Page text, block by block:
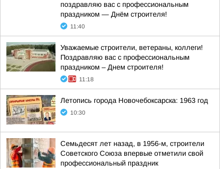
поздравляю вас с профессиональным
праздником — Днём строителя!
11:40
Уважаемые строители, ветераны, коллеги!
Поздравляю вас с профессиональным
праздником – Днем строителя!
11:18
Летопись города Новочебоксарска: 1963 год
10:30
Семьдесят лет назад, в 1956-м, строители
Советского Союза впервые отметили свой
профессиональный праздник